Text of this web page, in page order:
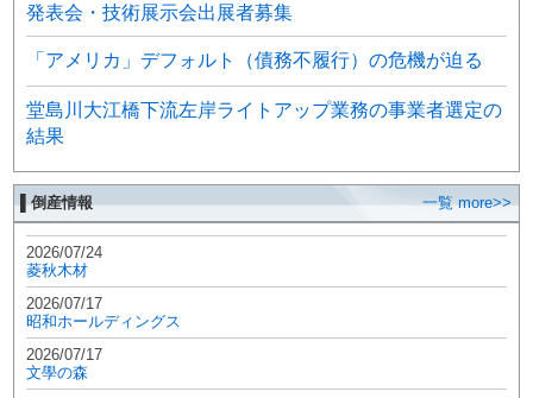
発表会・技術展示会出展者募集
「アメリカ」デフォルト（債務不履行）の危機が迫る
堂島川大江橋下流左岸ライトアップ業務の事業者選定の
結果
▌倒産情報 一覧 more>>
2026/07/24
菱秋木材
2026/07/17
昭和ホールディングス
2026/07/17
文學の森